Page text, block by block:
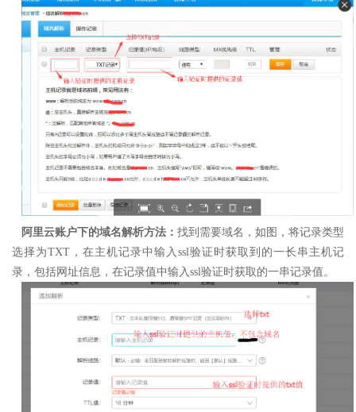
阿里云账户下的域名解析方法： 找到需要域名，如图，将记录类型
选择为TXT，在主机记录中输入ssl验证时获取到的一长串主机记
录，包括网址信息，在记录值中输入ssl验证时获取的一串记录值。